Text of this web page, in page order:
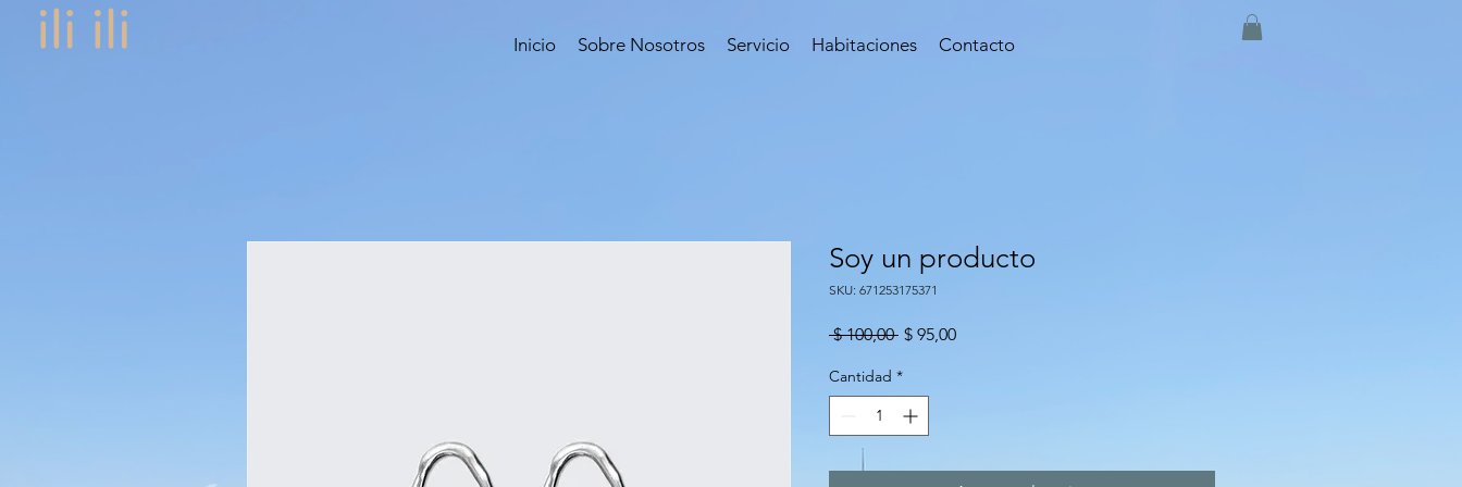
Inicio Sobre Nosotros Servicio Habitaciones Contacto
Soy un producto
SKU: 671253175371
$ 100,00 Precio
$ 95,00Precio
Cantidad *